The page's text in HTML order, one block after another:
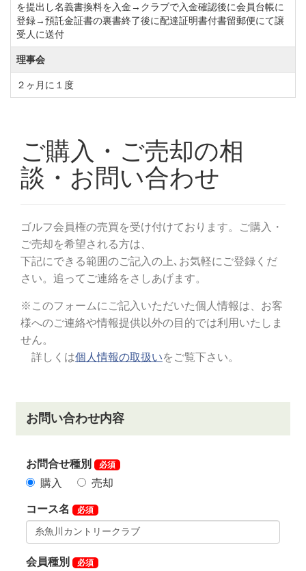
を提出し名義書換料を入金→クラブで入金確認後に会員台帳に
登録→預託金証書の裏書終了後に配達証明書付書留郵便にて譲
受人に送付
理事会
２ヶ月に１度